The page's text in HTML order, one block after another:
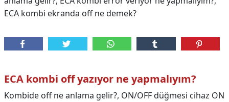
ECA kombi ekranda off ne demek?
ECA kombi off yazıyor ne yapmalıyım?
Kombide off ne anlama gelir?, ON/OFF düğmesi cihaz ON